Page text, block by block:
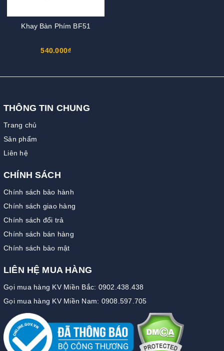
Khay Bàn Phím BF51
540.000₫
THÔNG TIN CHUNG
Trang chủ
Sản phẩm
Liên hệ
CHÍNH SÁCH
Chính sách bảo hành
Chính sách giao hàng
Chính sách đổi trả
Chính sách bán hàng
Chính sách bảo mật
LIÊN HỆ MUA HÀNG
Gọi mua hàng KV Miền Bắc: 0902.438.438
Gọi mua hàng KV Miền Nam: 0908.597.705